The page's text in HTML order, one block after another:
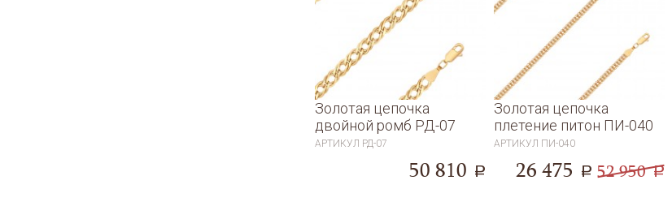
Золотая цепочка
двойной ромб РД-07
АРТИКУЛ РД-07
50 810 a
Золотая цепочка
плетение питон ПИ-040
АРТИКУЛ ПИ-040
26 475 a 52 950 a